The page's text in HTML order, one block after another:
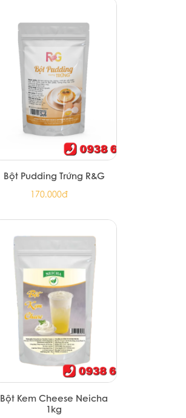
Bột Pudding Trứng R&G
170.000đ
Bột Kem Cheese Neicha
1kg